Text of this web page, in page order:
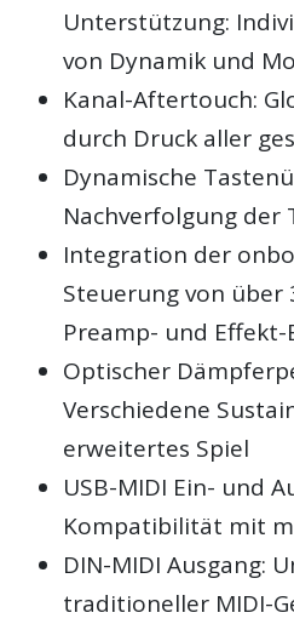
Unterstützung:
von Dynamik und
Kanal-Aftertouch:
durch Druck aller
Dynamische
Nachverfolgung der
Integration der
Steuerung von über
Preamp- und
Optischer
Verschiedene
erweitertes Spiel
USB-MIDI Ein- und
Kompatibilität mit
DIN-MIDI Ausgang:
traditioneller MIDI-